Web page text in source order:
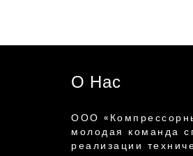
О Нас
ООО
молодая команда
реализации